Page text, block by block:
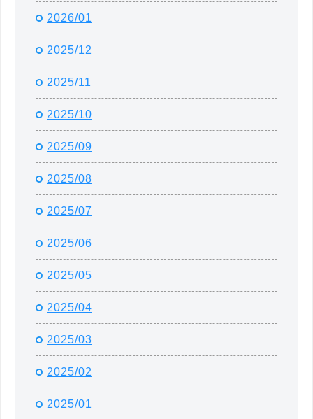
2026/01
2025/12
2025/11
2025/10
2025/09
2025/08
2025/07
2025/06
2025/05
2025/04
2025/03
2025/02
2025/01